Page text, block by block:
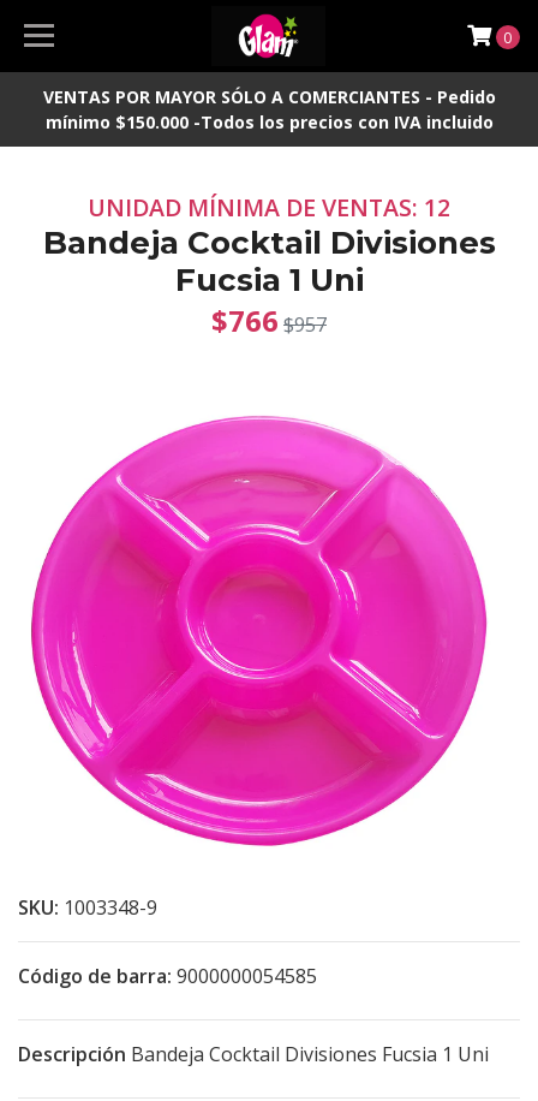
VENTAS POR MAYOR SÓLO A COMERCIANTES - Pedido
mínimo $150.000 -Todos los precios con IVA incluido
0
UNIDAD MÍNIMA DE VENTAS: 12
Bandeja Cocktail Divisiones
Fucsia 1 Uni
$766 $957
SKU: 1003348-9
Código de barra: 9000000054585
Descripción Bandeja Cocktail Divisiones Fucsia 1 Uni